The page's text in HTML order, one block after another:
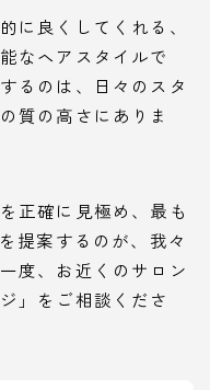
に良くしてくれる、
なヘアスタイルで
るのは、日々のスタ
質の高さにありま
正確に見極め、最も
提案するのが、我々
度、お近くのサロン
」をご相談くださ